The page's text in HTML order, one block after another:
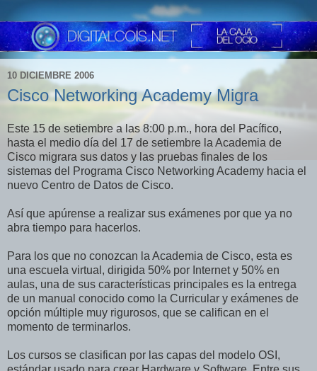
10 DICIEMBRE 2006
Cisco Networking Academy Migra
Este 15 de setiembre a las 8:00 p.m., hora del Pacífico,
hasta el medio día del 17 de setiembre la Academia de
Cisco migrara sus datos y las pruebas finales de los
sistemas del Programa Cisco Networking Academy hacia el
nuevo Centro de Datos de Cisco.
Así que apúrense a realizar sus exámenes por que ya no
abra tiempo para hacerlos.
Para los que no conozcan la Academia de Cisco, esta es
una escuela virtual, dirigida 50% por Internet y 50% en
aulas, una de sus características principales es la entrega
de un manual conocido como la Curricular y exámenes de
opción múltiple muy rigurosos, que se califican en el
momento de terminarlos.
Los cursos se clasifican por las capas del modelo OSI,